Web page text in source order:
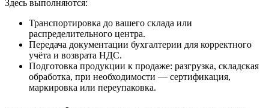
Здесь выполняются:
Транспортировка до вашего склада или
распределительного центра.
Передача документации бухгалтерии для корректного
учёта и возврата НДС.
Подготовка продукции к продаже: разгрузка, складская
обработка, при необходимости — сертификация,
маркировка или переупаковка.